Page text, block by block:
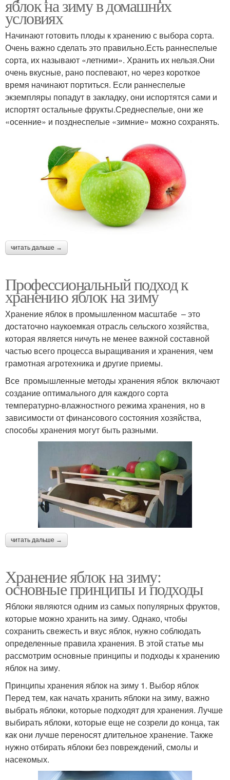
яблок на зиму в домашних
условиях
Начинают готовить плоды к хранению с выбора сорта.
Очень важно сделать это правильно.Есть раннеспелые
сорта, их называют «летними». Хранить их нельзя.Они
очень вкусные, рано поспевают, но через короткое
время начинают портиться. Если раннеспелые
экземпляры попадут в закладку, они испортятся сами и
испортят остальные фрукты.Среднеспелые, они же
«осенние» и позднеспелые «зимние» можно сохранять.
читать дальше →
Профессиональный подход к
хранению яблок на зиму
Хранение яблок в промышленном масштабе – это
достаточно наукоемкая отрасль сельского хозяйства,
которая является ничуть не менее важной составной
частью всего процесса выращивания и хранения, чем
грамотная агротехника и другие приемы.
Все промышленные методы хранения яблок включают
создание оптимального для каждого сорта
температурно-влажностного режима хранения, но в
зависимости от финансового состояния хозяйства,
способы хранения могут быть разными.
читать дальше →
Хранение яблок на зиму:
основные принципы и подходы
Яблоки являются одним из самых популярных фруктов,
которые можно хранить на зиму. Однако, чтобы
сохранить свежесть и вкус яблок, нужно соблюдать
определенные правила хранения. В этой статье мы
рассмотрим основные принципы и подходы к хранению
яблок на зиму.
Принципы хранения яблок на зиму 1. Выбор яблок
Перед тем, как начать хранить яблоки на зиму, важно
выбрать яблоки, которые подходят для хранения. Лучше
выбирать яблоки, которые еще не созрели до конца, так
как они лучше переносят длительное хранение. Также
нужно отбирать яблоки без повреждений, смолы и
насекомых.